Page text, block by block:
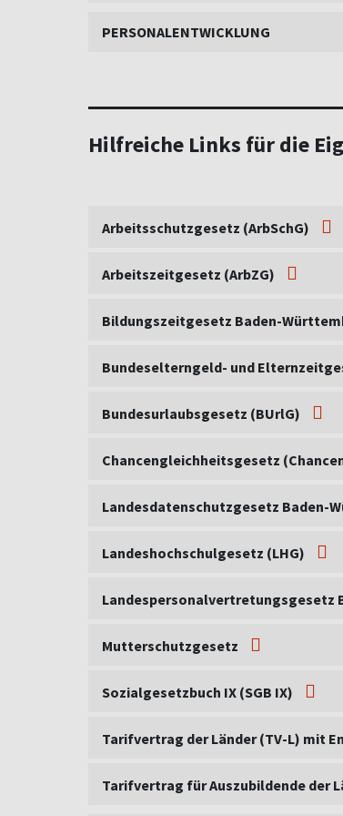
PERSONALENTWICKLUNG
Hilfreiche Links für die
Arbeitsschutzgesetz (ArbSchG)
Arbeitszeitgesetz (ArbZG)
Bildungszeitgesetz Baden-
Bundeselterngeld- und
Bundesurlaubsgesetz (BUrlG)
Chancengleichheitsgesetz
Landesdatenschutzgesetz Baden-
Landeshochschulgesetz (LHG)
Landespersonalvertretungsgesetz
Mutterschutzgesetz
Sozialgesetzbuch IX (SGB IX)
Tarifvertrag der Länder (TV-L) mit
Tarifvertrag für Auszubildende der